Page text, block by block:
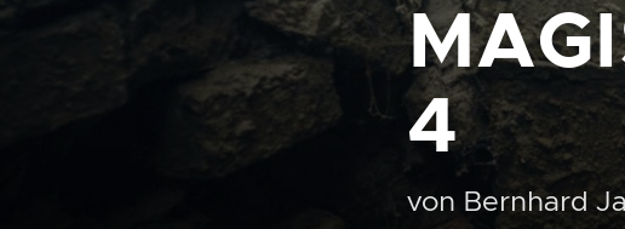
4
von Bernhard